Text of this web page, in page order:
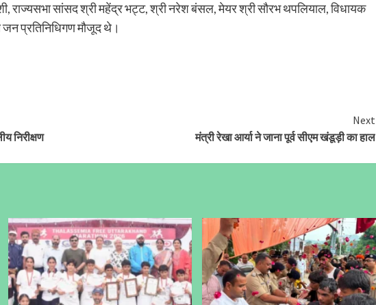
राज्यसभा सांसद श्री महेंद्र भट्ट, श्री नरेश बंसल, मेयर श्री सौरभ थपलियाल, विधायक
प्रतिनिधिगण मौजूद थे।
निरीक्षण
Next
मंत्री रेखा आर्या ने जाना पूर्व सीएम खंडूड़ी का हाल